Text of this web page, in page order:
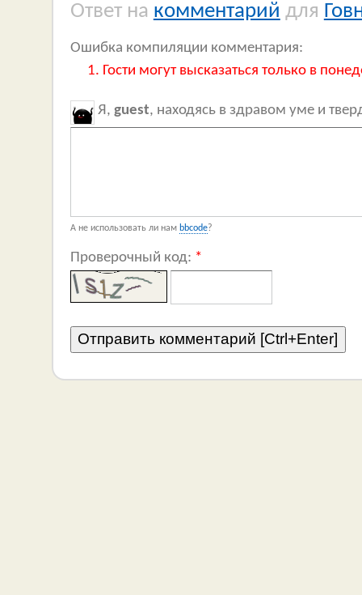
Ответ на комментарий для
Ошибка компиляции комментария:
Гости могут высказаться только в
Я, guest, находясь в здравом уме и
А не использовать ли нам bbcode?
Проверочный код: *